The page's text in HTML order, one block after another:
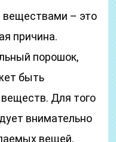
веществами – это
причина.
порошок,
быть
Для того
внимательно
вещей,